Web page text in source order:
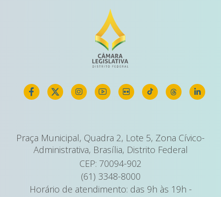
Praça Municipal, Quadra 2, Lote 5, Zona Cívico-
Administrativa, Brasília, Distrito Federal
CEP: 70094-902
(61) 3348-8000
Horário de atendimento: das 9h às 19h -